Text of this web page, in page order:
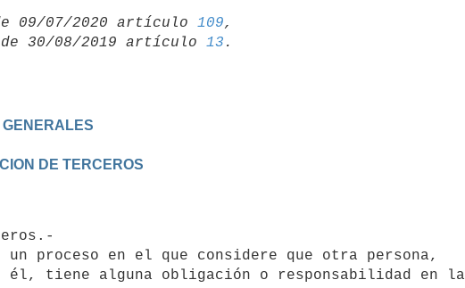
09/07/2020 artículo 109,
de 30/08/2019 artículo
13
GENERALES
DE TERCEROS
él, tiene alguna obligación o responsabilidad en la